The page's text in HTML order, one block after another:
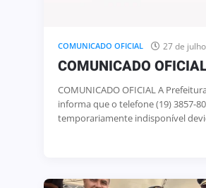
COMUNICADO OFICIAL 27 de
COMUNICADO
COMUNICADO OFICIAL A
informa que o telefone (19) 3857-
temporariamente indisponível